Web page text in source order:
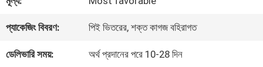
গুণমান
নিয়ন্ত্রণ
প্যাকেজিং বিবরণ: পিই ভিতরের, শক্ত কাগজ বহিরাগত
ডেলিভারি সময়: অর্থ প্রদানের পরে 10-28 দিন